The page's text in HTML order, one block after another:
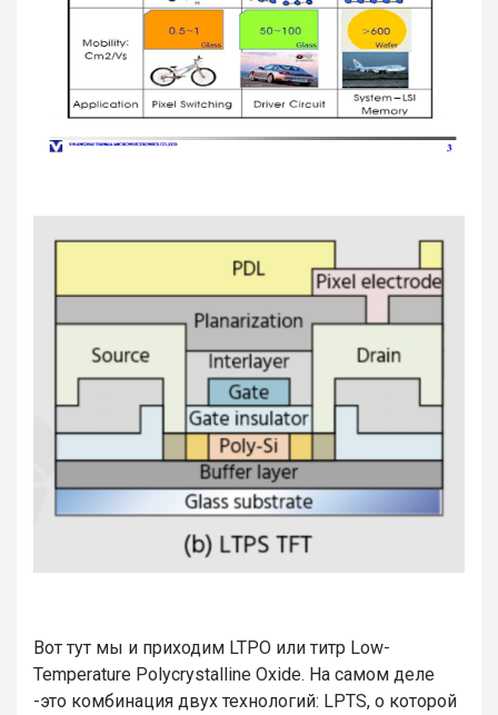
Вот тут мы и приходим LTPO или титр Low-
Temperature Polycrystalline Oxide. На самом деле
-это комбинация двух технологий: LPTS, о которой